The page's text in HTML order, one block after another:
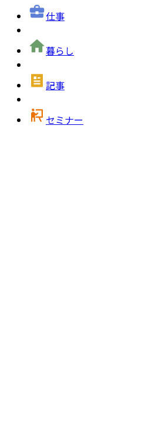
仕事
暮らし
記事
セミナー